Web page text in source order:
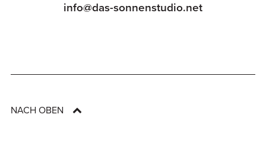
info@das-sonnenstudio.net
NACH OBEN